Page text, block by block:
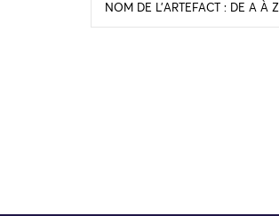
NOM DE L’ARTEFACT : DE A À Z